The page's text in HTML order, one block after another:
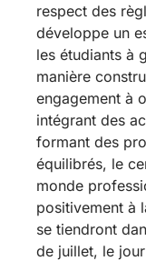
respect des
développe un
les étudiants à
manière
engagement à
intégrant des
formant des
équilibrés, le
monde
positivement à
se tiendront
de juillet, le